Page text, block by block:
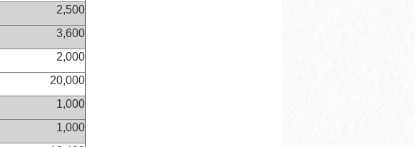
2,500
3,600
2,000
20,000
1,000
1,000